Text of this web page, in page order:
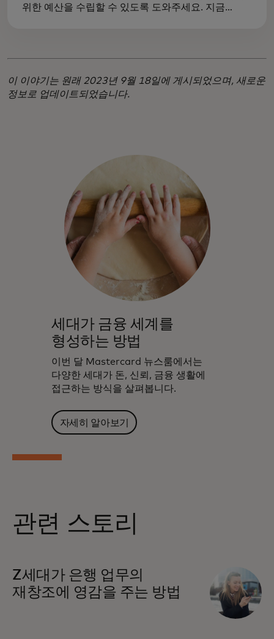
위한 예산을 수립할 수 있도록 도와주세요. 지금
이 이야기는 원래 2023년 9월 18일에 게시되었으며, 새로운
정보로 업데이트되었습니다.
세대가 금융 세계를
형성하는 방법
이번 달 Mastercard 뉴스룸에서는
다양한 세대가 돈, 신뢰, 금융 생활에
접근하는 방식을 살펴봅니다.
자세히 알아보기
관련 스토리
Z세대가 은행 업무의
재창조에 영감을 주는 방법